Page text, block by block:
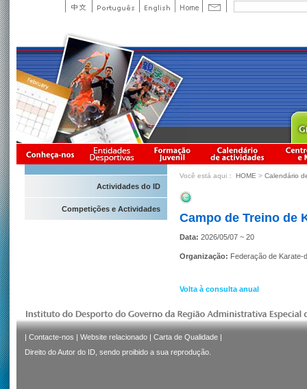
Actividades do ID
Competições e Actividades
Você está aqui： HOME > Calendário
Campo de Treino de
Data: 2026/05/07 ~ 20
Organização: Federação de Karate-
Volta à consulta anual
| Contacte-nos | Website relacionado | Carta de Qualidade |
Direito do Autor do ID, sendo proibido a sua reprodução.